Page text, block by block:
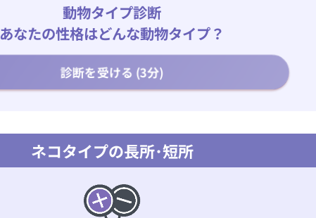
動物タイプ診断
あなたの性格はどんな動物タイプ？
診断を受ける (3分)
ネコタイプの長所･短所